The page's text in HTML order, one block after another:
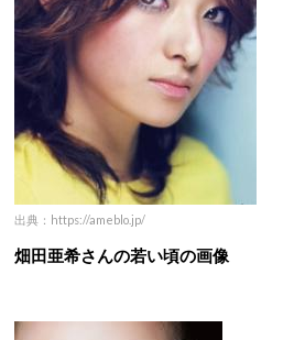
出典：https://ameblo.jp/
畑田亜希さんの若い頃の画像